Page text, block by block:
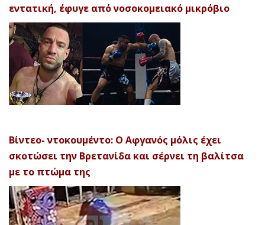
εντατική, έφυγε από νοσοκομειακό μικρόβιο
Βίντεο- ντοκουμέντο: Ο Αφγανός μόλις έχει
σκοτώσει την Βρετανίδα και σέρνει τη βαλίτσα
με το πτώμα της